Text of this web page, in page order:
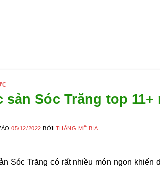
sản Sóc Trăng top
05/12/2022 BỞI THẮNG MÊ BIA
Sóc Trăng có rất nhiều món ngon khiến